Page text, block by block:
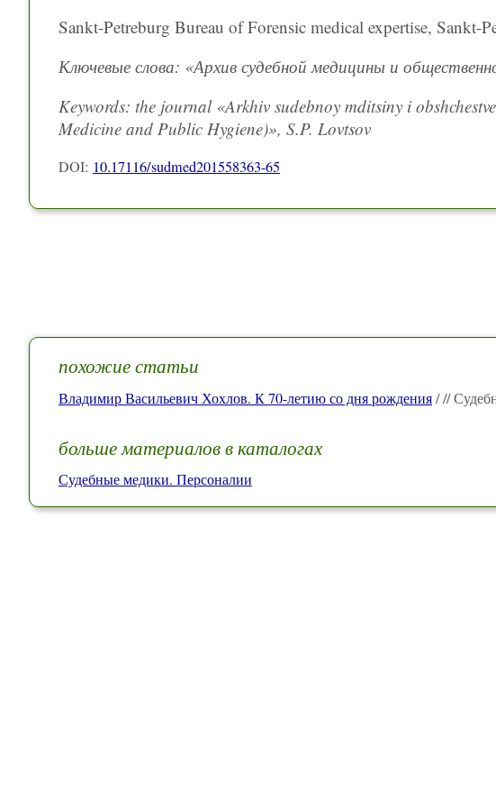
Sankt-Petreburg Bureau of Forensic medical expertise, Sankt-
Ключевые слова: «Архив судебной медицины и
Keywords: the journal «Arkhiv sudebnoy mditsiny i
Medicine and Public Hygiene)», S.P. Lovtsov
DOI: 10.17116/sudmed201558363-65
похожие статьи
Владимир Васильевич Хохлов. К 70-летию со дня рождения/ //
больше материалов в каталогах
Судебные медики. Персоналии